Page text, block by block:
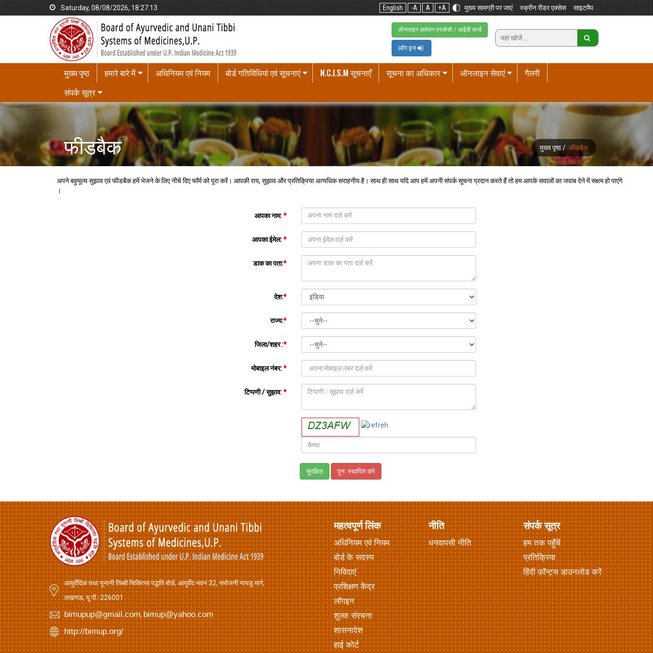
Saturday, 08/08/2026, 18:27:14 English -A A +A मुख्य सामग्री पर जाएं स्क्रीन रीडर एक्सेस साइटमैप
ऑनलाइन आवेदन एनओसी / आईडी कार्ड
लॉग इन
मुख्य पृष्ठ हमारे बारे में अधिनियम एवं नियम बोर्ड गतिविधियां एवं सूचनाएं N.C.I.S.M सूचनाएँ सूचना का अधिकार ऑनलाइन सेवाएं
गैलरी
संपर्क सूत्र
फीडबैक मुख्य पृष्ठ / फीडबैक
अपने बहुमूल्य सुझाव एवं फीडबैक हमें भेजने के लिए नीचे दिए फॉर्म को पूरा करें। आपकी राय, सुझाव और प्रतिक्रिया अत्यधिक सराहनीय है। साथ ही साथ यदि आप हमें अपनी संपर्क सूचना प्रदान करते हैं तो हम आपके सवालों का जवाब देने में सक्षम हो पाएंगे
।
आपका नाम:*
आपका ईमेल:*
डाक का पता:*
देश:*
राज्य:*
जिला/शहर :*
मोबाइल नंबर:*
टिप्पणी / सुझाव:*
आयुर्वेदिक तथा यूनानी तिब्बी चिकित्सा पद्धति बोर्ड, आयुर्वेद भवन 32, सरोजनी नायडू मार्ग,
लखनऊ, यू.पी.-226001
bimupup@gmail.com, bimup@yahoo.com
http://bimup.org/
महत्वपूर्ण लिंक
अधिनियम एवं नियम
बोर्ड के सदस्य
निविदाएं
प्रशिक्षण केंद्र
लॉगइन
शुल्क संरचना
शासनादेश
हाई कोर्ट
नीति
धनवापसी नीति
संपर्क सूत्र
हम तक पहुँचें
प्रतिक्रिया
हिंदी फ़ॉन्ट्स डाउनलोड करें